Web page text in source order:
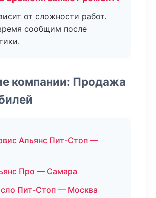
от сложности работ.
сообщим после
компании: Продажа
Альянс Пит-Стоп —
Про — Самара
Пит-Стоп — Москва